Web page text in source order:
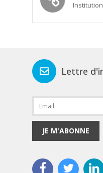
Lettre
JE M'ABONNE